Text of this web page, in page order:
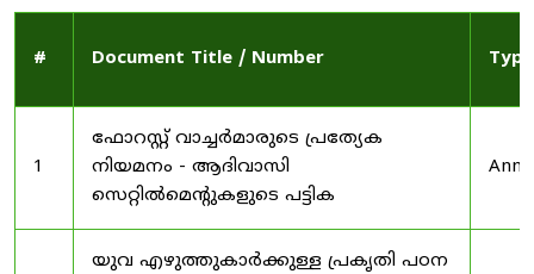
# Document Title / Number Type
1
ഫോറസ്റ്റ് വാച്ചർമാരുടെ പ്രത്യേക
നിയമനം - ആദിവാസി
സെറ്റിൽമെന്റുകളുടെ പട്ടിക
യുവ എഴുത്തുകാർക്കുള്ള പ്രകൃതി പഠന